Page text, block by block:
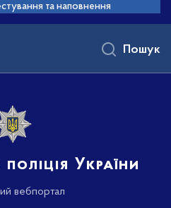
та наповнення
України
вебпортал
Пошук